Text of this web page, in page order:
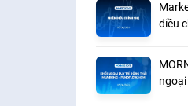
điều